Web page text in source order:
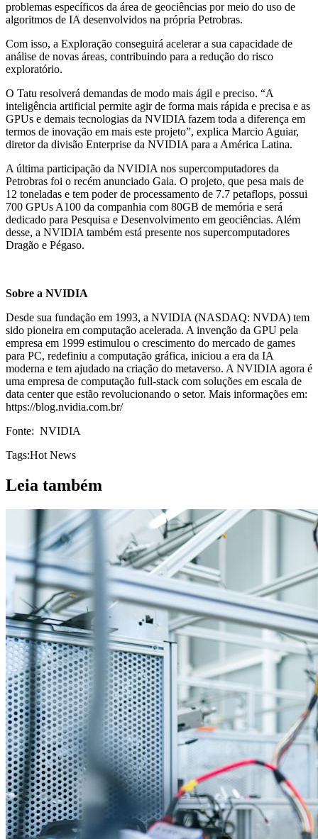
problemas específicos da área de geociências por meio do uso de
algoritmos de IA desenvolvidos na própria Petrobras.
Com isso, a Exploração conseguirá acelerar a sua capacidade de
análise de novas áreas, contribuindo para a redução do risco
exploratório.
O Tatu resolverá demandas de modo mais ágil e preciso. “A
inteligência artificial permite agir de forma mais rápida e precisa e as
GPUs e demais tecnologias da NVIDIA fazem toda a diferença em
termos de inovação em mais este projeto”, explica Marcio Aguiar,
diretor da divisão Enterprise da NVIDIA para a América Latina.
A última participação da NVIDIA nos supercomputadores da
Petrobras foi o recém anunciado Gaia. O projeto, que pesa mais de
12 toneladas e tem poder de processamento de 7.7 petaflops, possui
700 GPUs A100 da companhia com 80GB de memória e será
dedicado para Pesquisa e Desenvolvimento em geociências. Além
desse, a NVIDIA também está presente nos supercomputadores
Dragão e Pégaso.
Sobre a NVIDIA
Desde sua fundação em 1993, a NVIDIA (NASDAQ: NVDA) tem
sido pioneira em computação acelerada. A invenção da GPU pela
empresa em 1999 estimulou o crescimento do mercado de games
para PC, redefiniu a computação gráfica, iniciou a era da IA
moderna e tem ajudado na criação do metaverso. A NVIDIA agora é
uma empresa de computação full-stack com soluções em escala de
data center que estão revolucionando o setor. Mais informações em:
https://blog.nvidia.com.br/
Fonte: NVIDIA
Tags:Hot News
Leia também